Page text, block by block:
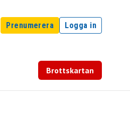
Prenumerera Logga in
Brottskartan